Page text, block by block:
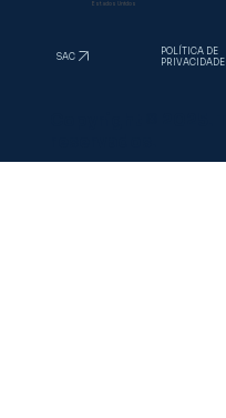
Estados Unidos
SAC
POLÍTICA DE
PRIVACIDADE